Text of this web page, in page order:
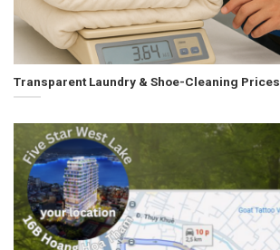
Transparent Laundry & Shoe-Cleaning Prices